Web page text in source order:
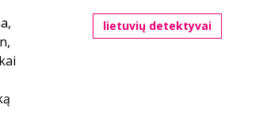
lietuvių detektyvai